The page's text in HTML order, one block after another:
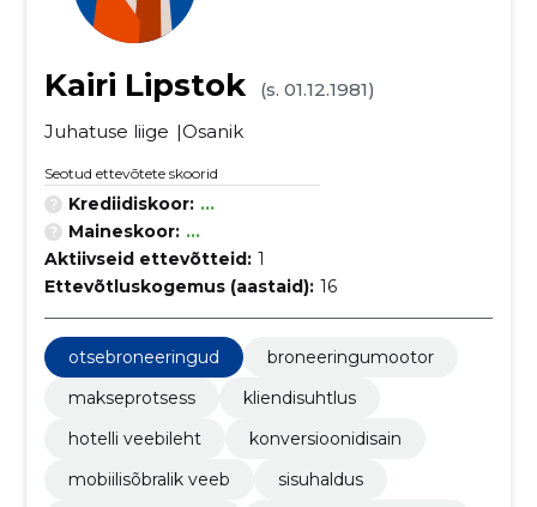
Kairi Lipstok
(s. 01.12.1981)
Juhatuse liige
Osanik
Seotud ettevõtete skoorid
Krediidiskoor: ...
Maineskoor: ...
Aktiivseid ettevõtteid: 1
Ettevõtluskogemus (aastaid): 16
otsebroneeringud
broneeringumootor
makseprotsess
kliendisuhtlus
hotelli veebileht
konversioonidisain
mobiilisõbralik veeb
sisuhaldus